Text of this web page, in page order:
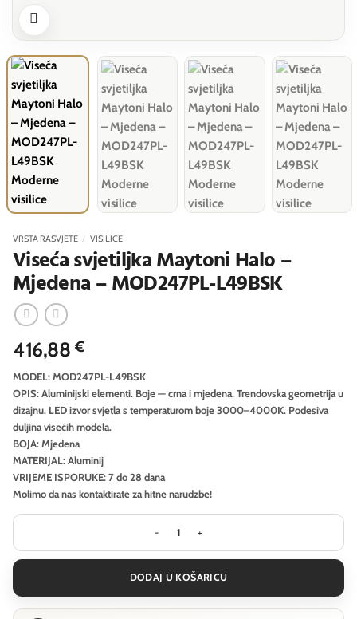
VRSTA RASVJETE / VISILICE
Viseća svjetiljka Maytoni Halo –
Mjedena – MOD247PL-L49BSK
416,88€
MODEL: MOD247PL-L49BSK
OPIS: Aluminijski elementi. Boje — crna i mjedena. Trendovska geometrija u
dizajnu. LED izvor svjetla s temperaturom boje 3000–4000K. Podesiva
duljina visećih modela.
BOJA: Mjedena
MATERIJAL: Aluminij
VRIJEME ISPORUKE: 7 do 28 dana
Molimo da nas kontaktirate za hitne narudzbe!
Viseća svjetiljka Maytoni Halo -
DODAJ U KOŠARICU